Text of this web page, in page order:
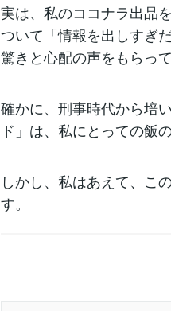
実は、私のココナラ出品
ついて「情報を出しすぎ
驚きと心配の声をもらって
確かに、刑事時代から培
ド」は、私にとっての飯
しかし、私はあえて、こ
す。